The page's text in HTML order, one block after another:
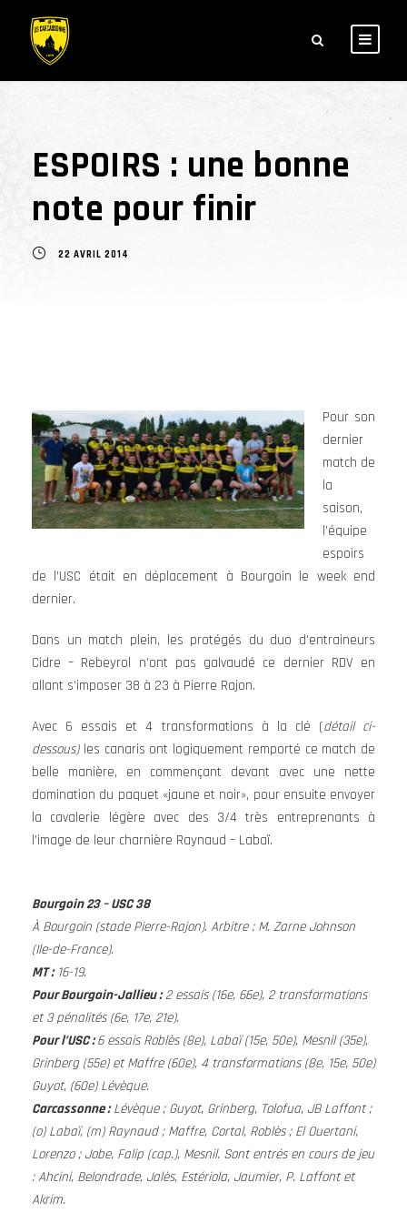
ESPOIRS : une bonne
note pour finir
22 AVRIL 2014
Pour son
dernier
match de
la
saison,
l’équipe
espoirs
de l’USC était en déplacement à Bourgoin le week end
dernier.
Dans un match plein, les protégés du duo d’entraineurs
Cidre – Rebeyrol n’ont pas galvaudé ce dernier RDV en
allant s’imposer 38 à 23 à Pierre Rajon.
Avec 6 essais et 4 transformations à la clé (détail ci-
dessous) les canaris ont logiquement remporté ce match de
belle manière, en commençant devant avec une nette
domination du paquet «jaune et noir», pour ensuite envoyer
la cavalerie légère avec des 3/4 très entreprenants à
l’image de leur charnière Raynaud – Labaï.
Bourgoin 23 – USC 38
À Bourgoin (stade Pierre-Rajon). Arbitre : M. Zarne Johnson
(Ile-de-France).
MT :16-19.
Pour Bourgoin-Jallieu :2 essais (16e, 66e), 2 transformations
et 3 pénalités (6e, 17e, 21e).
Pour l’USC :6 essais Roblès (8e), Labaï (15e, 50e), Mesnil (35e),
Grinberg (55e) et Maffre (60e), 4 transformations (8e, 15e, 50e)
Guyot, (60e) Lévèque.
Carcassonne :Lévèque ; Guyot, Grinberg, Tolofua, JB Laffont ;
(o) Labaï, (m) Raynaud ; Maffre, Cortal, Roblès ; El Ouertani,
Lorenzo ; Jobe, Falip (cap.), Mesnil. Sont entrés en cours de jeu
: Ahcini, Belondrade, Jalès, Estériola, Jaumier, P. Laffont et
Akrim.